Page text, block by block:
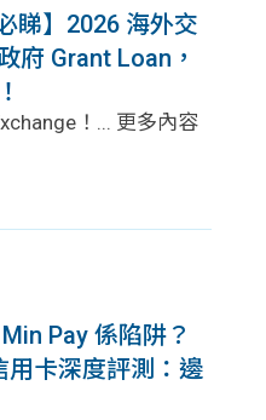
睇】2026 海外交
府 Grant Loan，
！... 更多內容
Pay 係陷阱？
用卡深度評測：邊